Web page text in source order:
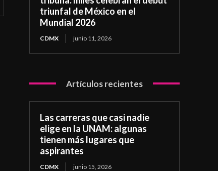
triunfal de México en el
Mundial 2026
CDMX junio 11, 2026
Artículos recientes
Las carreras que casi nadie
elige en la UNAM: algunas
tienen más lugares que
aspirantes
CDMX junio 15, 2026